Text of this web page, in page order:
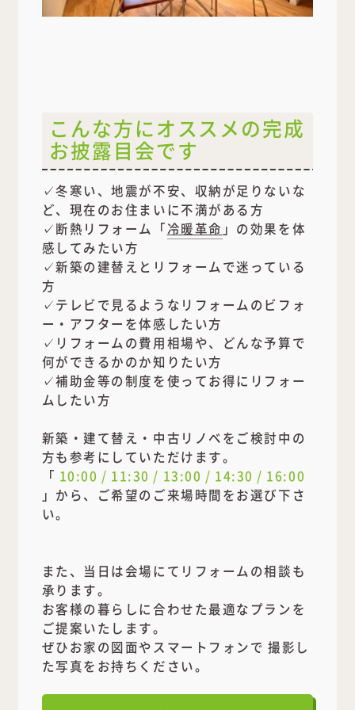
こんな方にオススメの完成
お披露目会です
✓冬寒い、地震が不安、収納が足りないな
ど、現在のお住まいに不満がある方
✓断熱リフォーム「冷暖革命 」の効果を体
感してみたい方
✓新築の建替えとリフォームで迷っている
方
✓テレビで見るようなリフォームのビフォ
ー・アフターを体感したい方
✓リフォームの費用相場や、どんな予算で
何ができるかのか知りたい方
✓補助金等の制度を使ってお得にリフォー
ムしたい方
新築・建て替え・中古リノベをご検討中の
方も参考にしていただけます。
「 10:00 / 11:30 / 13:00 / 14:30 / 16:00
」から、ご希望のご来場時間をお選び下さ
い。
また、当日は会場にてリフォームの相談も
承ります。
お客様の暮らしに合わせた最適なプランを
ご提案いたします。
ぜひお家の図面やスマートフォンで 撮影し
た写真をお持ちください。